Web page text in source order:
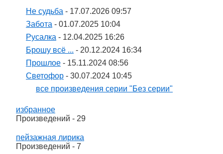
Не судьба - 17.07.2026 09:57
Забота - 01.07.2025 10:04
Русалка - 12.04.2025 16:26
Брошу всё ... - 20.12.2024 16:34
Прошлое - 15.11.2024 08:56
Светофор - 30.07.2024 10:45
все произведения серии "Без серии"
избранное
Произведений - 29
пейзажная лирика
Произведений - 7